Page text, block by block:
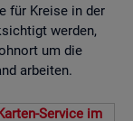
für Kreise in der
werden,
um die
arbeiten.
Service im